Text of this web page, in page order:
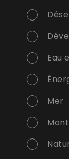
Eau
Mer